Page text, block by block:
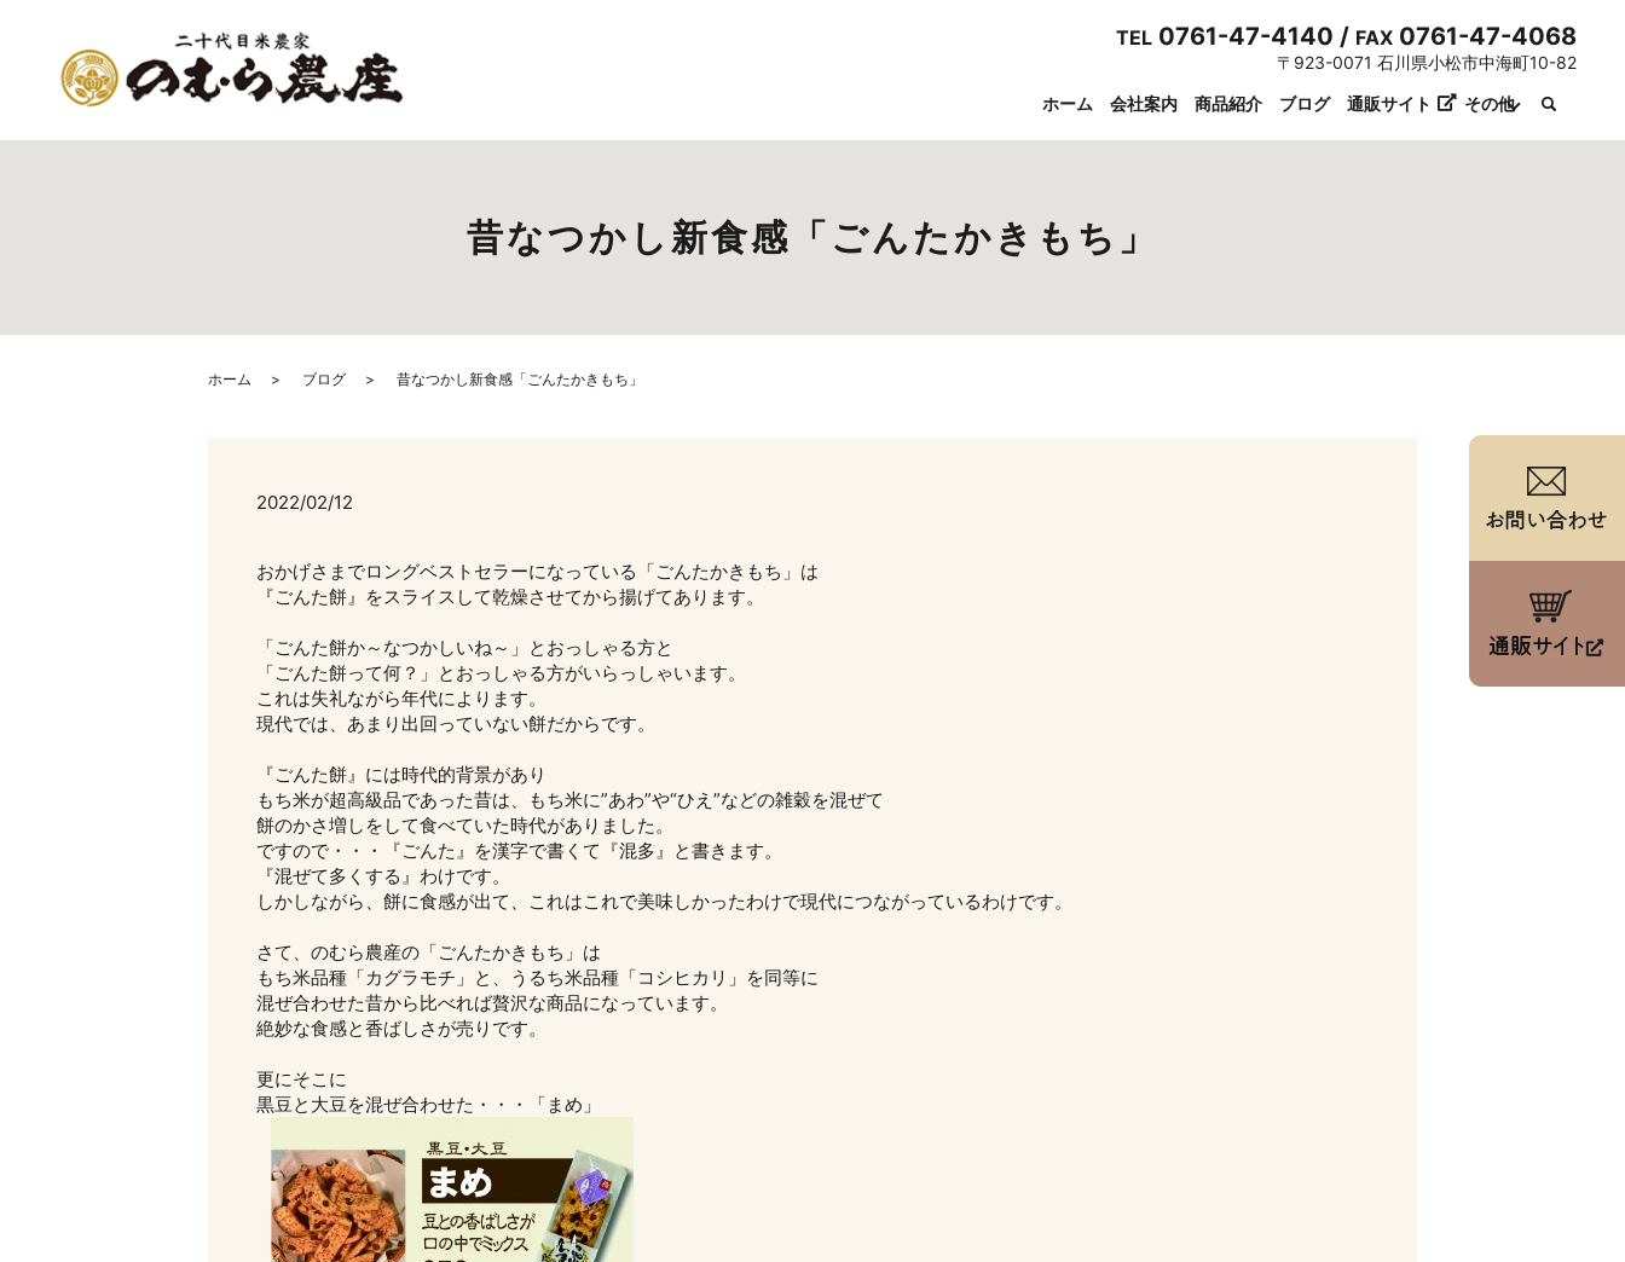
ホーム 会社案内 商品紹介 ブログ 通販サイト その他
TEL0761-47-4140 / FAX0761-47-4068
〒923-0071 石川県小松市中海町10-82
昔なつかし新食感「ごんたかきもち」
ホーム ブログ 昔なつかし新食感「ごんたかきもち」
2022/02/12
おかげさまでロングベストセラーになっている「ごんたかきもち」は
『ごんた餅』をスライスして乾燥させてから揚げてあります。
「ごんた餅か～なつかしいね～」とおっしゃる方と
「ごんた餅って何？」とおっしゃる方がいらっしゃいます。
これは失礼ながら年代によります。
現代では、あまり出回っていない餅だからです。
『ごんた餅』には時代的背景があり
もち米が超高級品であった昔は、もち米に”あわ”や“ひえ”などの雑穀を混ぜて
餅のかさ増しをして食べていた時代がありました。
ですので・・・『ごんた』を漢字で書くて『混多』と書きます。
『混ぜて多くする』わけです。
しかしながら、餅に食感が出て、これはこれで美味しかったわけで現代につながっているわけです。
さて、のむら農産の「ごんたかきもち」は
もち米品種「カグラモチ」と、うるち米品種「コシヒカリ」を同等に
混ぜ合わせた昔から比べれば贅沢な商品になっています。
絶妙な食感と香ばしさが売りです。
更にそこに
黒豆と大豆を混ぜ合わせた・・・「まめ」